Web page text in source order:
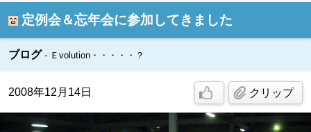
定例会＆忘年会に参加してきました
ブログ Ｅvolution・・・・・？
2008年12月14日 クリップ